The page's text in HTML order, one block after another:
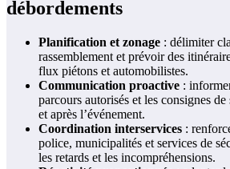
débordements
Planification et zonage : délimiter
rassemblement et prévoir des
flux piétons et automobilistes.
Communication proactive :
parcours autorisés et les consignes
et après l’événement.
Coordination interservices :
police, municipalités et services de
les retards et les incompréhensions.